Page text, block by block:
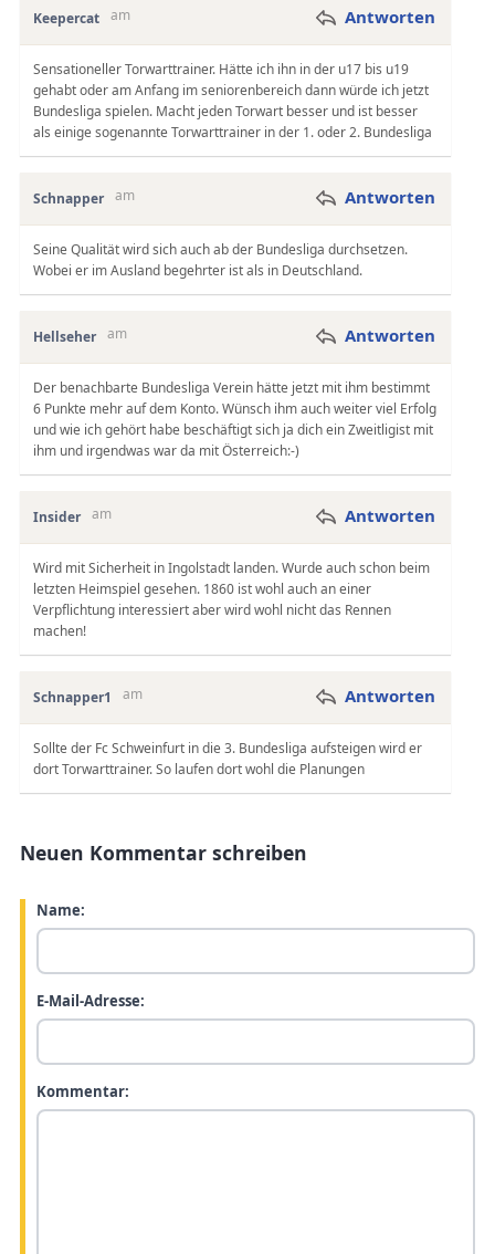
Keepercat am Antworten
Sensationeller Torwarttrainer. Hätte ich ihn in der u17 bis u19
gehabt oder am Anfang im seniorenbereich dann würde ich jetzt
Bundesliga spielen. Macht jeden Torwart besser und ist besser
als einige sogenannte Torwarttrainer in der 1. oder 2. Bundesliga
Schnapper am Antworten
Seine Qualität wird sich auch ab der Bundesliga durchsetzen.
Wobei er im Ausland begehrter ist als in Deutschland.
Hellseher am Antworten
Der benachbarte Bundesliga Verein hätte jetzt mit ihm bestimmt
6 Punkte mehr auf dem Konto. Wünsch ihm auch weiter viel Erfolg
und wie ich gehört habe beschäftigt sich ja dich ein Zweitligist mit
ihm und irgendwas war da mit Österreich:-)
Insider am Antworten
Wird mit Sicherheit in Ingolstadt landen. Wurde auch schon beim
letzten Heimspiel gesehen. 1860 ist wohl auch an einer
Verpflichtung interessiert aber wird wohl nicht das Rennen
machen!
Schnapper1 am Antworten
Sollte der Fc Schweinfurt in die 3. Bundesliga aufsteigen wird er
dort Torwarttrainer. So laufen dort wohl die Planungen
Neuen Kommentar schreiben
Name:
E-Mail-Adresse:
Kommentar: